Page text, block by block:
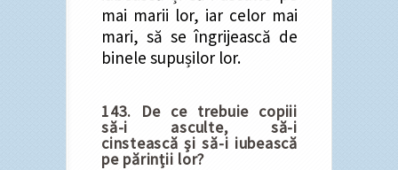
mai marii lor, iar celor mai
mari, să se îngrijească de
binele supușilor lor.
143. De ce trebuie copiii
să-i asculte, să-i
cinstească și să-i iubească
pe părinții lor?